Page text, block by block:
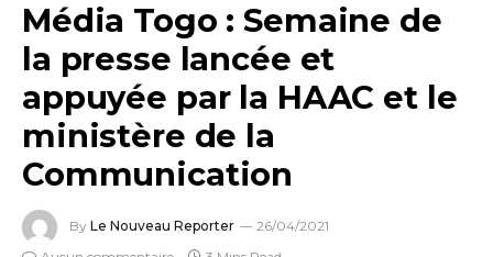
Média Togo : Semaine de
la presse lancée et
appuyée par la HAAC et le
ministère de la
Communication
By Le Nouveau Reporter
26/04/2021